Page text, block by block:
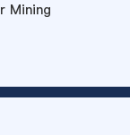
Mining